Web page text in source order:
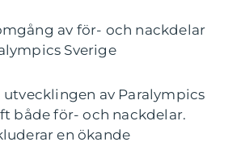
av för- och nackdelar
Sverige
utvecklingen av Paralympics
både för- och nackdelar.
en ökande